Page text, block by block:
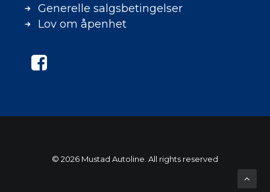
Generelle salgsbetingelser
Lov om åpenhet
© 2026 Mustad Autoline. All rights reserved